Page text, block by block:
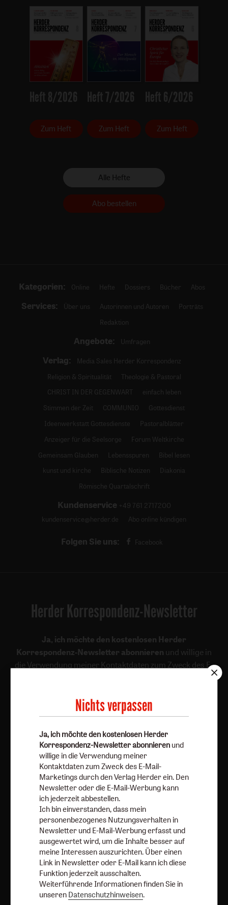
Heft 8/2026
Zum Heft
Heft 7/2026
Zum Heft
Heft 6/2026
Zum Heft
Alle Hefte
Abo bestellen
Kategorien: Online Hefte Dossiers Bücher Abos
Services: Über uns Autorinnen und Autoren
Porträts
Redaktion
Angebote: Umfragen
Verlag:
Media Sales Herder Korrespondenz
Religion & Spiritualität
Theologie & Pastoral
CHRIST IN DER GEGENWART
einfach leben
Stimmen der Zeit
COMMUNIO
Gottesdienst
Ideenwerkstatt Gottesdienste
Pastoralblätter
Anzeiger für die Seelsorge
Forum Weltkirche
Gemeinsam Glauben
Lebensspuren
Bibel lesen
kunst und kirche
Biblische Notizen
Diakonia
Römische Quartalschrift
Kundenservice +49 761 2717200
kundenservice@herder.de
Abo online kündigen
Folgen Sie uns: Facebook
Herder Korrespondenz-Newsletter
Ja, ich möchte den kostenlosen Herder
Korrespondenz-Newsletter abonnieren und willige in
die Verwendung meiner Kontaktdaten zum Zweck des E-
abbestellen.
Ich bin einverstanden, dass mein personenbezogenes
Nutzungsverhalten in Newsletter und E-Mail-Werbung
erfasst und ausgewertet wird, um die Inhalte besser auf
meine Interessen auszurichten. Über einen Link in
Newsletter oder E-Mail kann ich diese Funktion jederzeit
ausschalten.
Weiterführende Informationen finden Sie in unseren
Datenschutzhinweisen
Nichts verpassen
Ja, ich möchte den kostenlosen Herder
Korrespondenz-Newsletter abonnieren und
willige in die Verwendung meiner
Kontaktdaten zum Zweck des E-Mail-
Marketings durch den Verlag Herder ein. Den
Newsletter oder die E-Mail-Werbung kann
ich jederzeit abbestellen.
Ich bin einverstanden, dass mein
personenbezogenes Nutzungsverhalten in
Newsletter und E-Mail-Werbung erfasst und
ausgewertet wird, um die Inhalte besser auf
meine Interessen auszurichten. Über einen
Link in Newsletter oder E-Mail kann ich diese
Funktion jederzeit ausschalten.
Weiterführende Informationen finden Sie in
unseren Datenschutzhinweisen.